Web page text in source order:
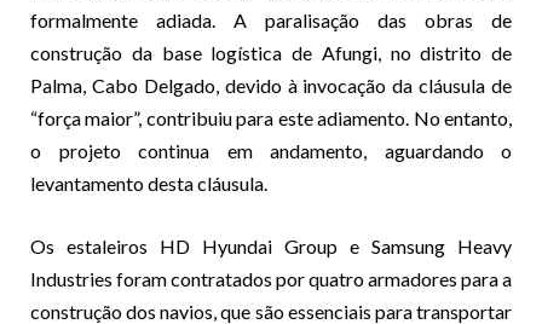
formalmente adiada. A paralisação das obras de
construção da base logística de Afungi, no distrito de
Palma, Cabo Delgado, devido à invocação da cláusula de
“força maior”, contribuiu para este adiamento. No entanto,
o projeto continua em andamento, aguardando o
levantamento desta cláusula.
Os estaleiros HD Hyundai Group e Samsung Heavy
Industries foram contratados por quatro armadores para a
construção dos navios, que são essenciais para transportar